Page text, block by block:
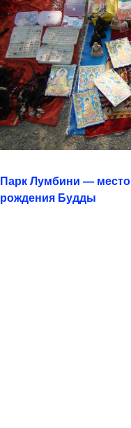
Парк Лумбини — место
рождения Будды